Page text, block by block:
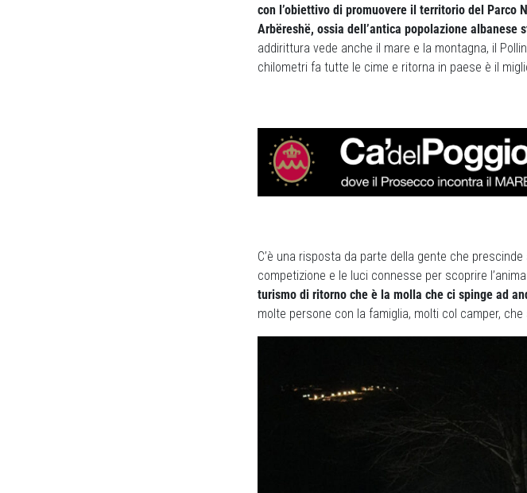
con l’obiettivo di promuovere il territorio del
Arbëreshë, ossia dell’antica popolazione albanese
addirittura vede anche il mare e la montagna, il
chilometri fa tutte le cime e ritorna in paese è il
C’è una risposta da parte della gente che
competizione e le luci connesse per scoprire
turismo di ritorno che è la molla che ci spinge ad
molte persone con la famiglia, molti col camper,